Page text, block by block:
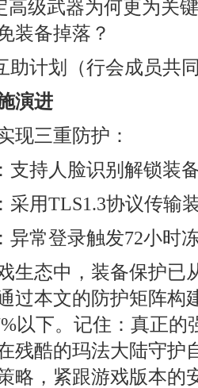
助计划（行会成员共
演进
现三重防护：
支持人脸识别解锁装
采用TLS1.3协议传输
异常登录触发72小时
生态中，装备保护已
过本文的防护矩阵构
以下。记住：真正的
残酷的玛法大陆守护
略，紧跟游戏版本的